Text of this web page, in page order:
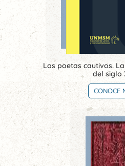
Los poetas cautivos.
del siglo
CONOCE